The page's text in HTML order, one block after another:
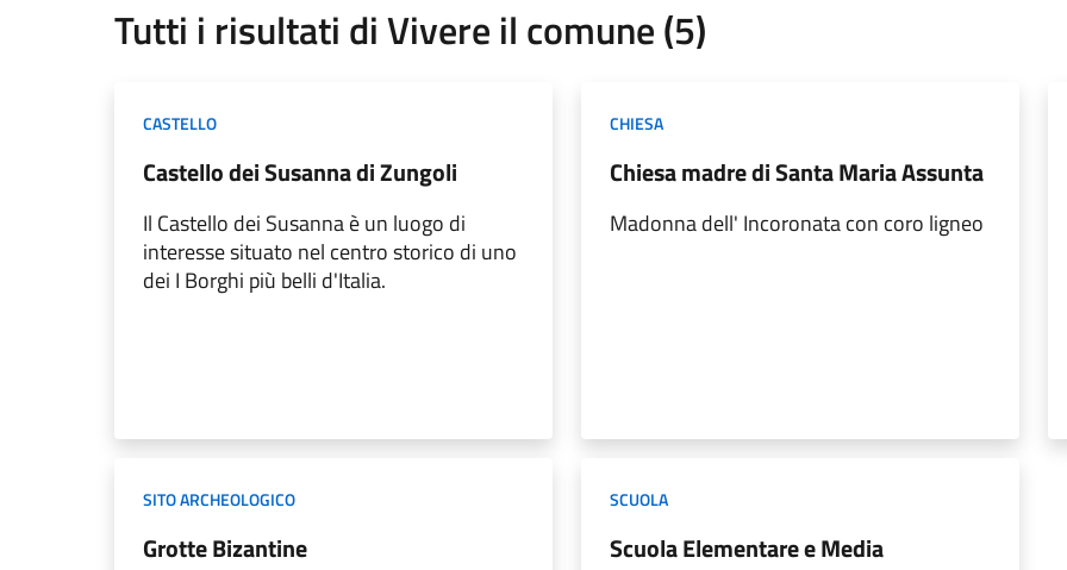
Tutti i risultati di Vivere il comune (5)
CASTELLO
Castello dei Susanna di Zungoli
Il Castello dei Susanna è un luogo di
interesse situato nel centro storico di uno
dei I Borghi più belli d'Italia.
CHIESA
Chiesa madre di Santa Maria Assunta
Madonna dell' Incoronata con coro ligneo
SITO ARCHEOLOGICO
Grotte Bizantine
SCUOLA
Scuola Elementare e Media